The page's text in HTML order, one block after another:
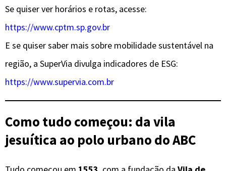
Se quiser ver horários e rotas, acesse:
https://www.cptm.sp.gov.br
E se quiser saber mais sobre mobilidade sustentável na
região, a SuperVia divulga indicadores de ESG:
https://www.supervia.com.br
Como tudo começou: da vila
jesuítica ao polo urbano do ABC